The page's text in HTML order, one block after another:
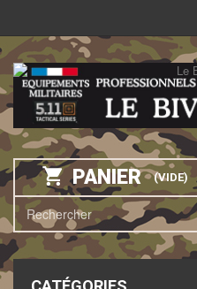
PANIER (VIDE)